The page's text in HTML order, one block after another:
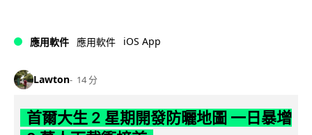
應用軟件 應用軟件 iOS App
Lawton 14 分
首爾大生 2 星期開發防曬地圖 一日暴增